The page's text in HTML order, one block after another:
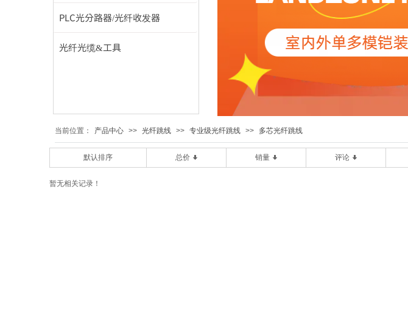
PLC光分路器/光纤收发器
光纤光缆&工具
当前位置： 产品中心 >> 光纤跳线 >> 专业级光纤跳线 >> 多芯光纤跳线
默认排序 总价 销量 评论
暂无相关记录！